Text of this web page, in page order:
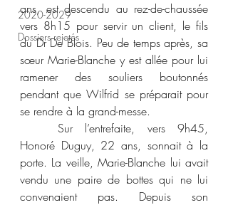
2020-2029
Dossiers rejetés
ans, est descendu au rez-de-chaussée
vers 8h15 pour servir un client, le fils
du Dr De Blois. Peu de temps après, sa
sœur Marie-Blanche y est allée pour lui
ramener des souliers boutonnés
pendant que Wilfrid se préparait pour
se rendre à la grand-messe.
Honoré Duguy, 22 ans, sonnait à la
porte. La veille, Marie-Blanche lui avait
vendu une paire de bottes qui ne lui
convenaient pas. Depuis son